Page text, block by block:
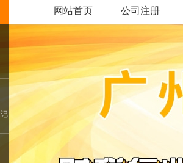
网站首页 公司注册